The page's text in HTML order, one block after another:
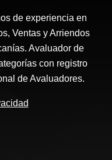
de experiencia en
Ventas y Arriendos
Avaluador de
con registro
de Avaluadores.